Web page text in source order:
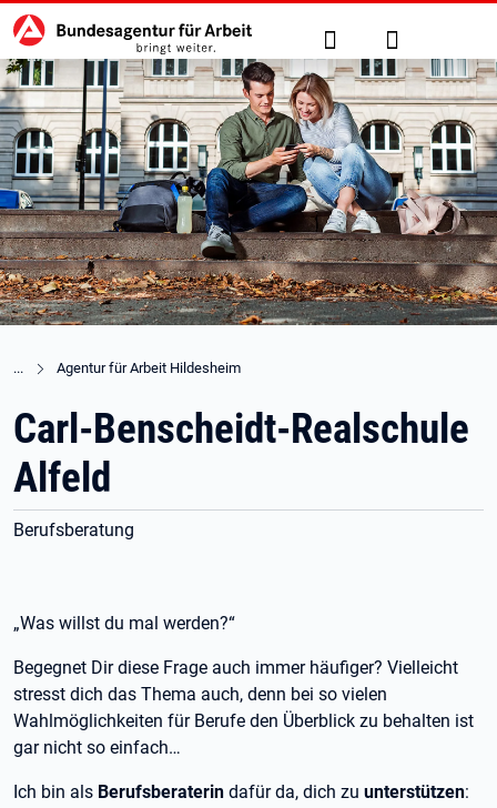
zu den Hauptinhalten springen
Hauptnavigation Suche Anmelden
Agentur für Arbeit Hildesheim
Carl-Benscheidt-Realschule
Alfeld
Berufsberatung
„Was willst du mal werden?“
Begegnet Dir diese Frage auch immer häufiger? Vielleicht
stresst dich das Thema auch, denn bei so vielen
Wahlmöglichkeiten für Berufe den Überblick zu behalten ist
gar nicht so einfach…
Ich bin als Berufsberaterin dafür da, dich zu unterstützen: